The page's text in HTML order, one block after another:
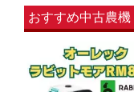
おすすめ中古農機